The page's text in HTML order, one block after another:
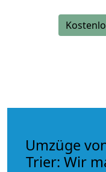
Umzüge
Trier: Wir